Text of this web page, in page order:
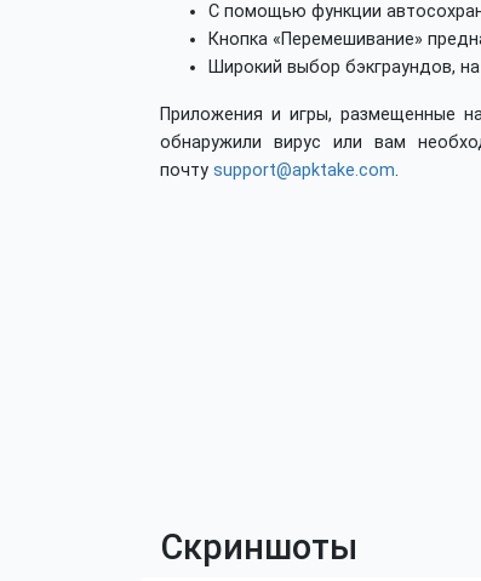
С помощью функции
Кнопка «Перемешивание»
Широкий выбор бэкграундов,
Приложения и игры, размещенные
обнаружили вирус или вам
почту support@apktake.com.
Скриншоты